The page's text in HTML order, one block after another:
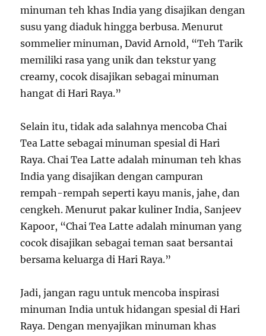
minuman teh khas India yang disajikan dengan
susu yang diaduk hingga berbusa. Menurut
sommelier minuman, David Arnold, “Teh Tarik
memiliki rasa yang unik dan tekstur yang
creamy, cocok disajikan sebagai minuman
hangat di Hari Raya.”
Selain itu, tidak ada salahnya mencoba Chai
Tea Latte sebagai minuman spesial di Hari
Raya. Chai Tea Latte adalah minuman teh khas
India yang disajikan dengan campuran
rempah-rempah seperti kayu manis, jahe, dan
cengkeh. Menurut pakar kuliner India, Sanjeev
Kapoor, “Chai Tea Latte adalah minuman yang
cocok disajikan sebagai teman saat bersantai
bersama keluarga di Hari Raya.”
Jadi, jangan ragu untuk mencoba inspirasi
minuman India untuk hidangan spesial di Hari
Raya. Dengan menyajikan minuman khas